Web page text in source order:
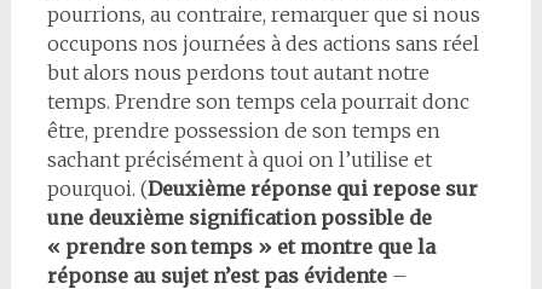
pourrions, au contraire, remarquer que si nous
occupons nos journées à des actions sans réel
but alors nous perdons tout autant notre
temps. Prendre son temps cela pourrait donc
être, prendre possession de son temps en
sachant précisément à quoi on l’utilise et
pourquoi. (Deuxième réponse qui repose sur
une deuxième signification possible de
« prendre son temps » et montre que la
réponse au sujet n’est pas évidente–